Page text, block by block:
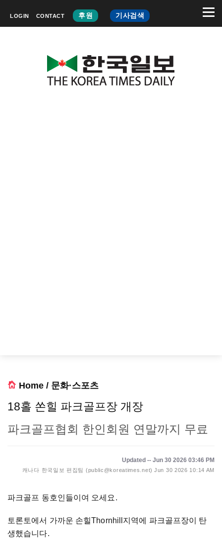
LOGIN CONTACT 후원 기사검색
Home / 문화·스포츠
18홀 쏜힐 파크골프장 개장
파크골프협회 한인회원 연말까지 무료
Updated -- Jun 30 2026 03:46 PM
캐나다 한국일보 편집팀 (public@koreatimes.net) Jun 30 2026 10:14 AM
파크골프 동호인들이여 오세요.
토론토에서 가까운 손힐Thornhill지역에 파크골프장이 탄
생했습니다.